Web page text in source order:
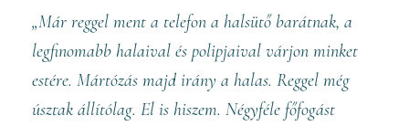
„Már reggel ment a telefon a halsütő barátnak, a
legfinomabb halaival és polipjaival várjon minket
estére. Mártózás majd irány a halas. Reggel még
úsztak állítólag. El is hiszem. Négyféle főfogást